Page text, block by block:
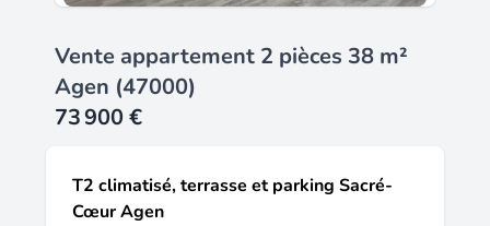
Vente appartement 2 pièces 38 m²
Agen (47000)
73 900 €
T2 climatisé, terrasse et parking Sacré-
Cœur Agen